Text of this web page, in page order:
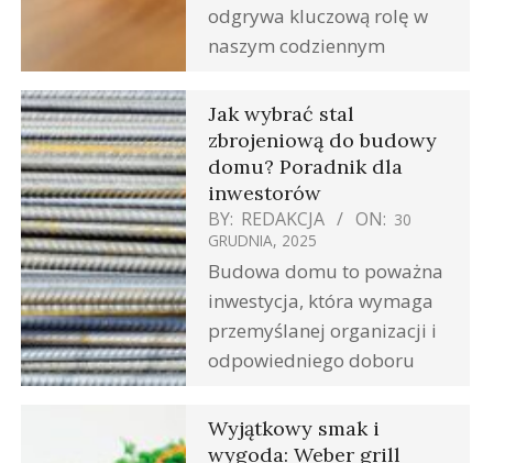
odgrywa kluczową rolę w
naszym codziennym
Jak wybrać stal
zbrojeniową do budowy
domu? Poradnik dla
inwestorów
BY: REDAKCJA ON: 30
GRUDNIA, 2025
Budowa domu to poważna
inwestycja, która wymaga
przemyślanej organizacji i
odpowiedniego doboru
Wyjątkowy smak i
wygoda: Weber grill